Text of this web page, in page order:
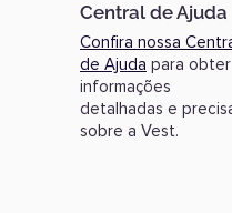
Central de Ajuda
Confira nossa
de Ajuda para obter
informações
detalhadas e
sobre a Vest.